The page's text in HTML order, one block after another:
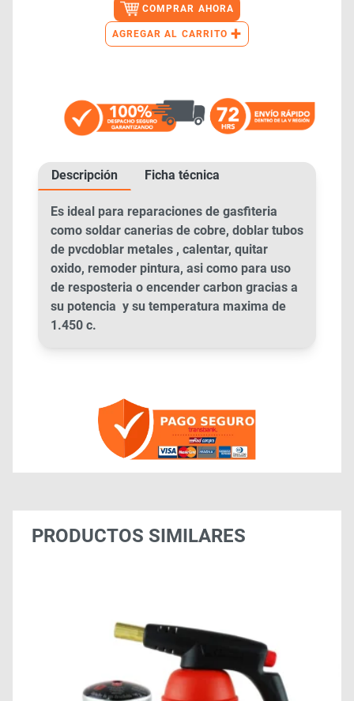
COMPRAR AHORA
AGREGAR AL CARRITO +
Descripción Ficha técnica
Es ideal para reparaciones de gasfiteria
como soldar canerias de cobre, doblar tubos
de pvcdoblar metales , calentar, quitar
oxido, remoder pintura, asi como para uso
de resposteria o encender carbon gracias a
su potencia y su temperatura maxima de
1.450 c.
PRODUCTOS SIMILARES